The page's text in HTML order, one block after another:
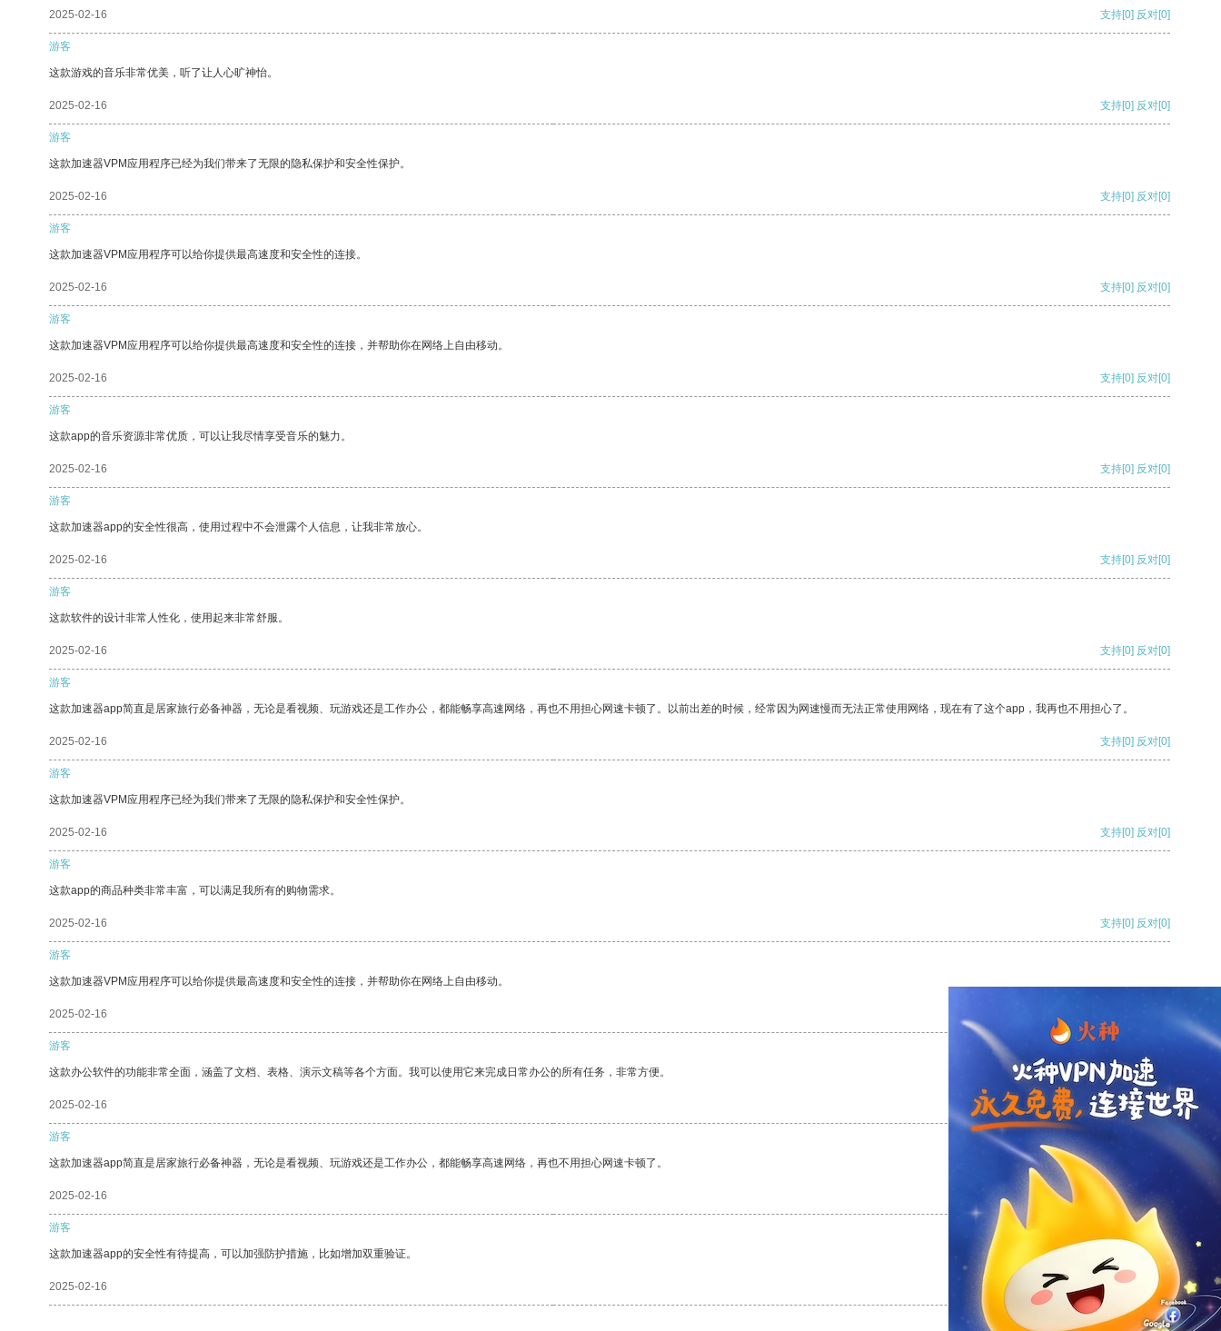
2025-02-16 支持[0] 反对[0]
游客
这款游戏的音乐非常优美，听了让人心旷神怡。
2025-02-16 支持[0] 反对[0]
游客
这款加速器VPM应用程序已经为我们带来了无限的隐私保护和安全性保护。
2025-02-16 支持[0] 反对[0]
游客
这款加速器VPM应用程序可以给你提供最高速度和安全性的连接。
2025-02-16 支持[0] 反对[0]
游客
这款加速器VPM应用程序可以给你提供最高速度和安全性的连接，并帮助你在网络上自由移动。
2025-02-16 支持[0] 反对[0]
游客
这款app的音乐资源非常优质，可以让我尽情享受音乐的魅力。
2025-02-16 支持[0] 反对[0]
游客
这款加速器app的安全性很高，使用过程中不会泄露个人信息，让我非常放心。
2025-02-16 支持[0] 反对[0]
游客
这款软件的设计非常人性化，使用起来非常舒服。
2025-02-16 支持[0] 反对[0]
游客
这款加速器app简直是居家旅行必备神器，无论是看视频、玩游戏还是工作办公，都能畅享高速网络，再也不用担心网速卡顿了。以前出差的时候，经常因为网速慢而无法正常使用网络，现在有了这个app，我再也不用担心了。
2025-02-16 支持[0] 反对[0]
游客
这款加速器VPM应用程序已经为我们带来了无限的隐私保护和安全性保护。
2025-02-16 支持[0] 反对[0]
游客
这款app的商品种类非常丰富，可以满足我所有的购物需求。
2025-02-16 支持[0] 反对[0]
游客
这款加速器VPM应用程序可以给你提供最高速度和安全性的连接，并帮助你在网络上自由移动。
2025-02-16
游客
这款办公软件的功能非常全面，涵盖了文档、表格、演示文稿等各个方面。我可以使用它来完成日常办公的所有任务，非常方便。
2025-02-16 支持 [0] 反对[0]
游客
这款加速器app简直是居家旅行必备神器，无论是看视频、玩游戏还是工作办公，都能畅享高速网络，再也不用担心网速卡顿了。
2025-02-16 支持[0] 反对
游客
这款加速器app的安全性有待提高，可以加强防护措施，比如增加双重验证。
2025-02-16 支持[0] 反对[0]